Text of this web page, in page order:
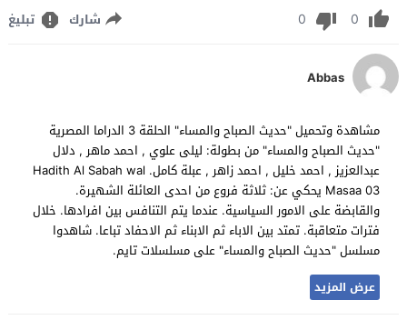
0
0 شارك تبليغ
Abbas
مشاهدة وتحميل "حديث الصباح والمساء" الحلقة 3 الدراما المصرية
"حديث الصباح والمساء" من بطولة: ليلى علوي , احمد ماهر , دلال
عبدالعزيز , احمد خليل , احمد زاهر , عبلة كامل. Hadith Al Sabah wal
Masaa 03 يحكي عن: ثلاثة فروع من احدى العائلة الشهيرة.
والقابضة على الامور السياسية. عندما يتم التنافس بين افرادها. خلال
فترات متعاقبة. تمتد بين الاباء ثم الابناء ثم الاحفاد تباعا. شاهدوا
مسلسل "حديث الصباح والمساء" على مسلسلات تايم.
عرض المزيد